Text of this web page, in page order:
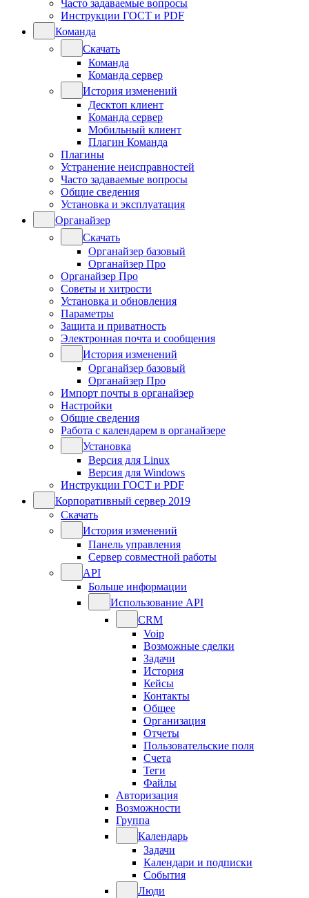
Часто задаваемые вопросы
Инструкции ГОСТ и PDF
Команда
Скачать
Команда
Команда сервер
История изменений
Десктоп клиент
Команда сервер
Мобильный клиент
Плагин Команда
Плагины
Устранение неисправностей
Часто задаваемые вопросы
Общие сведения
Установка и эксплуатация
Органайзер
Скачать
Органайзер базовый
Органайзер Про
Органайзер Про
Советы и хитрости
Установка и обновления
Параметры
Защита и приватность
Электронная почта и сообщения
История изменений
Органайзер базовый
Органайзер Про
Импорт почты в органайзер
Настройки
Общие сведения
Работа с календарем в органайзере
Установка
Версия для Linux
Версия для Windows
Инструкции ГОСТ и PDF
Корпоративный сервер 2019
Скачать
История изменений
Панель управления
Сервер совместной работы
API
Больше информации
Использование API
CRM
Voip
Возможные сделки
Задачи
История
Кейсы
Контакты
Общее
Организация
Отчеты
Пользовательские поля
Счета
Теги
Файлы
Авторизация
Возможности
Группа
Календарь
Задачи
Календари и подписки
События
Люди